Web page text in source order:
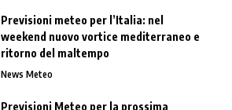
Previsioni meteo per l’Italia: nel
weekend nuovo vortice mediterraneo e
ritorno del maltempo
News Meteo
Previsioni Meteo per la prossima